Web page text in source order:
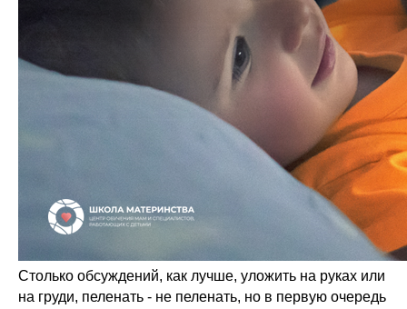
Столько обсуждений, как лучше, уложить на руках или
на груди, пеленать - не пеленать, но в первую очередь